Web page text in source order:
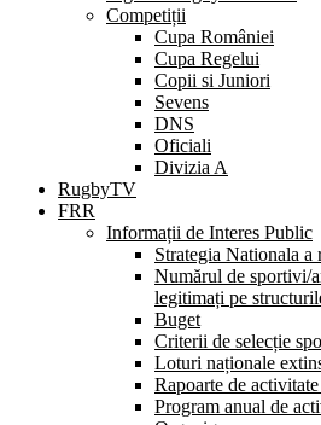
Competiții
Cupa României
Cupa Regelui
Copii si Juniori
Sevens
DNS
Oficiali
Divizia A
RugbyTV
FRR
Informații de Interes Public
Strategia Nationala
Numărul de sportivi/
legitimați pe
Buget
Criterii de selecție
Loturi naționale
Rapoarte de
Program anual de